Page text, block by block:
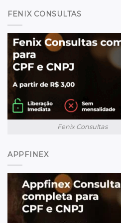
FENIX CONSULTAS
Fenix Consultas
APPFINEX